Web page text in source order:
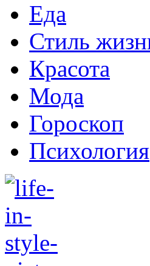
Еда
Стиль
Красота
Мода
Гороскоп
Психология